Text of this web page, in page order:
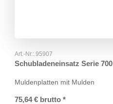
Art.-Nr.: 95907
Schubladeneinsatz Serie 700
Muldenplatten mit Mulden
75,64 € brutto *